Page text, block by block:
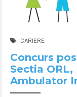
CARIERE
Concurs
Sectia
Ambulator